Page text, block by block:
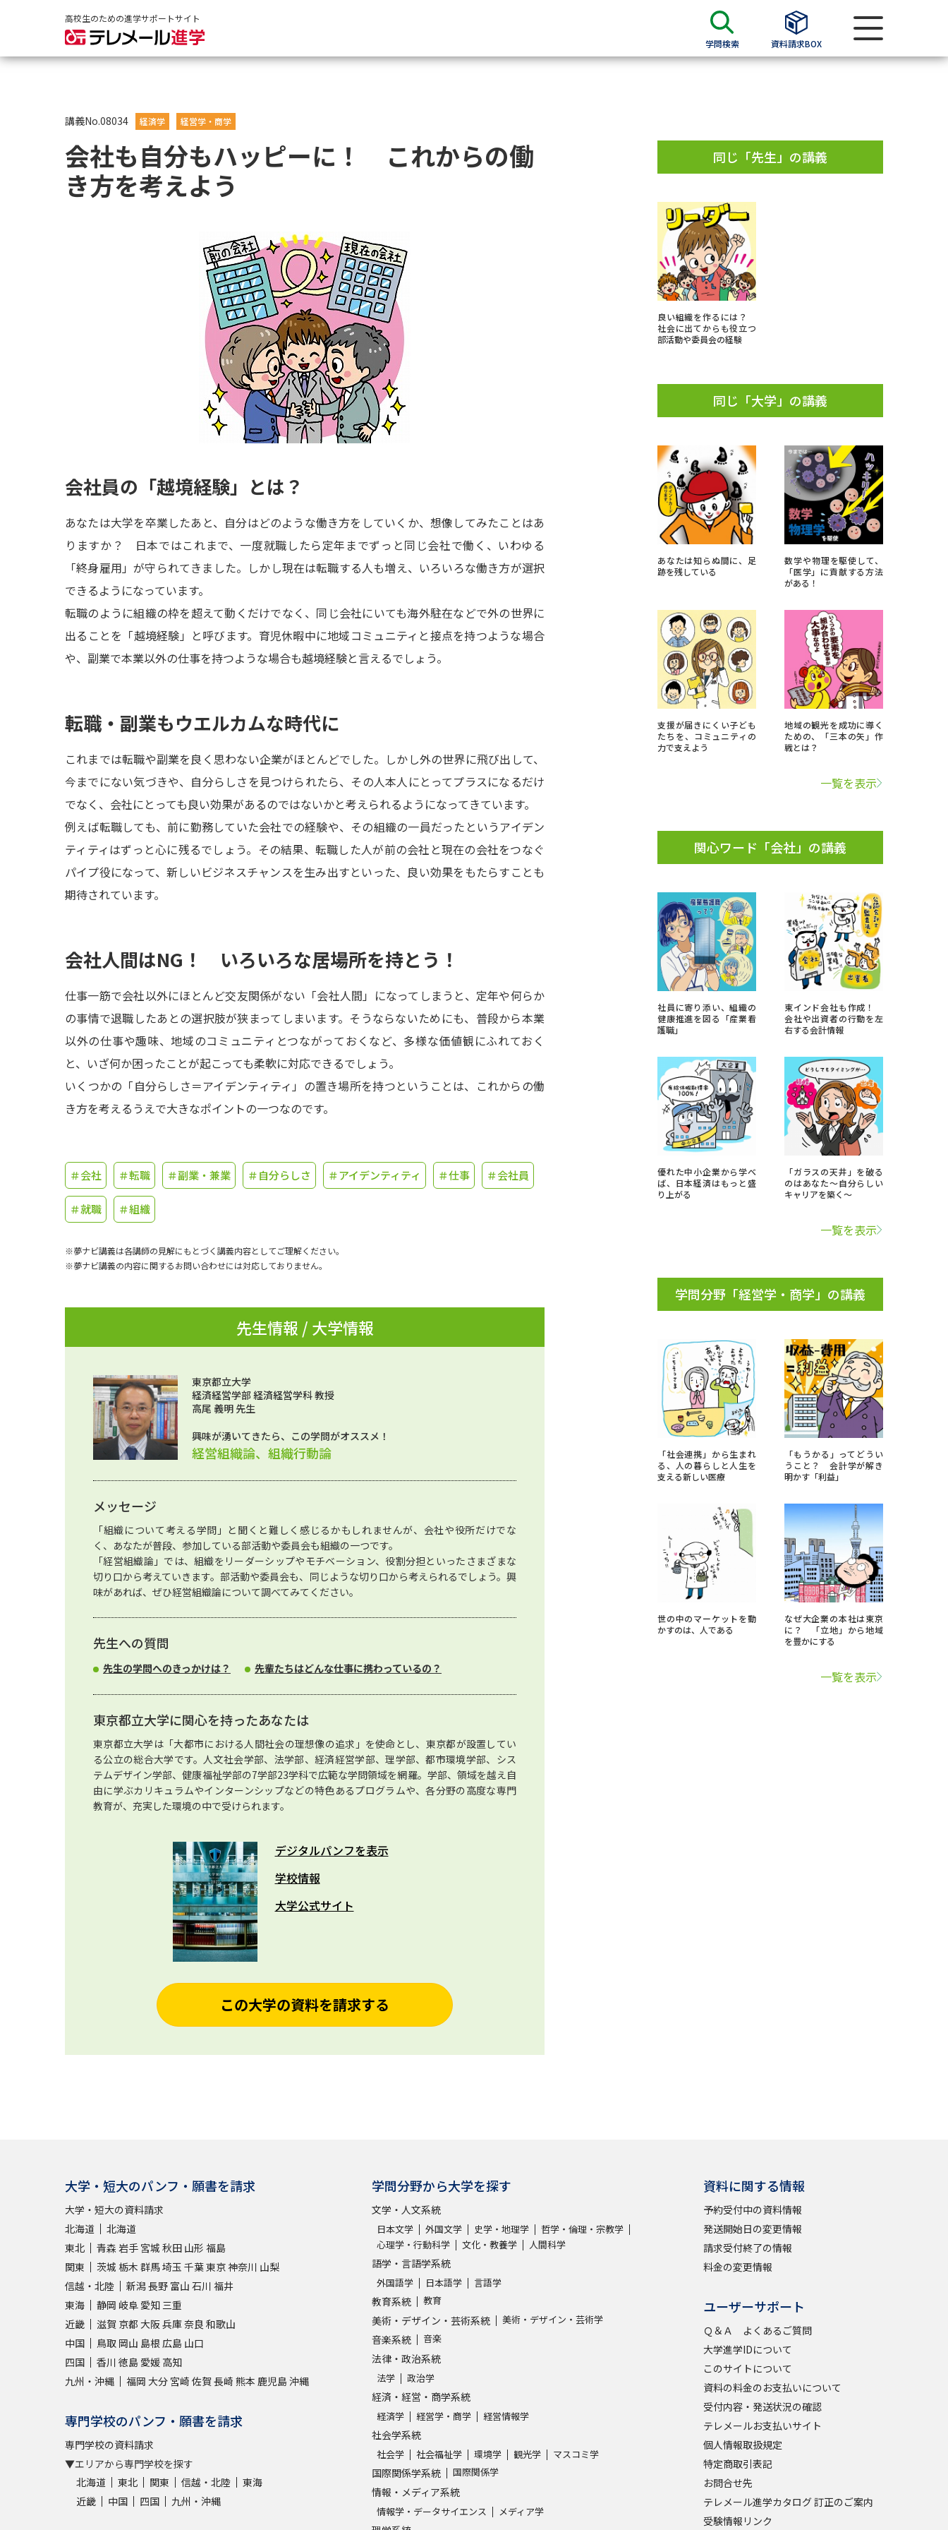
高校生のための進学サポートサイト
学問検索 資料請求BOX
大学・短大の資料種類から請求
大学パンフ
学部・学科パンフ
過去問題集
留学・進学関連、塾・予備校
大学入学共通テスト「受験上の配慮案内」の請求
高等学校卒業程度認定試験
大学検索
大学で学べる内容や特徴を調べる
新増設大学・学部・学科特集
国際・グローバルに強い大学特集
データサイエンス特集
奨学金・特待生制度特集
デジタルパンフレット
新学年スタート号特集ページ（高2生用）
SELFBRAND特集ページ
実施プログラムから探す
受験準備
志望校・出願校を調べる
先輩が入学を決めた理由
新生活お役立ちガイド
学問発見 学問検索
大学で学びたい学問発見
学問分野解説 学問の教科書 夢ナビライブ
Ｑ＆Ａ よくあるご質問
このサイトについて
訂正のご案内
講義No.08034 経済学 経営学・商学
会社も自分もハッピーに！ これからの働
き方を考えよう
会社員の「越境経験」とは？
あなたは大学を卒業したあと、自分はどのような働き方をしていくか、想像してみたことはあ
りますか？ 日本ではこれまで、一度就職したら定年までずっと同じ会社で働く、いわゆる
「終身雇用」が守られてきました。しかし現在は転職する人も増え、いろいろな働き方が選択
できるようになっています。
転職のように組織の枠を超えて動くだけでなく、同じ会社にいても海外駐在などで外の世界に
出ることを「越境経験」と呼びます。育児休暇中に地域コミュニティと接点を持つような場合
や、副業で本業以外の仕事を持つような場合も越境経験と言えるでしょう。
転職・副業もウエルカムな時代に
これまでは転職や副業を良く思わない企業がほとんどでした。しかし外の世界に飛び出して、
今までにない気づきや、自分らしさを見つけられたら、その人本人にとってプラスになるだけ
でなく、会社にとっても良い効果があるのではないかと考えられるようになってきています。
例えば転職しても、前に勤務していた会社での経験や、その組織の一員だったというアイデン
ティティはずっと心に残るでしょう。その結果、転職した人が前の会社と現在の会社をつなぐ
パイプ役になって、新しいビジネスチャンスを生み出すといった、良い効果をもたらすことも
期待されています。
会社人間はNG！ いろいろな居場所を持とう！
仕事一筋で会社以外にほとんど交友関係がない「会社人間」になってしまうと、定年や何らか
の事情で退職したあとの選択肢が狭まってしまいます。そうならないためにも、普段から本業
以外の仕事や趣味、地域のコミュニティとつながっておくなど、多様な価値観にふれておく
と、いざ何か困ったことが起こっても柔軟に対応できるでしょう。
いくつかの「自分らしさ＝アイデンティティ」の置き場所を持つということは、これからの働
き方を考えるうえで大きなポイントの一つなのです。
＃会社 ＃転職 ＃副業・兼業 ＃自分らしさ ＃アイデンティティ ＃仕事 ＃会社員
＃就職 ＃組織
※夢ナビ講義は各講師の見解にもとづく講義内容としてご理解ください。
※夢ナビ講義の内容に関するお問い合わせには対応しておりません。
先生情報 / 大学情報
東京都立大学
経済経営学部 経済経営学科 教授
高尾 義明 先生
興味が湧いてきたら、この学問がオススメ！
経営組織論、組織行動論
メッセージ
「組織について考える学問」と聞くと難しく感じるかもしれませんが、会社や役所だけでな
く、あなたが普段、参加している部活動や委員会も組織の一つです。
「経営組織論」では、組織をリーダーシップやモチベーション、役割分担といったさまざまな
切り口から考えていきます。部活動や委員会も、同じような切り口から考えられるでしょう。興
味があれば、ぜひ経営組織論について調べてみてください。
先生への質問
先生の学問へのきっかけは？ 先輩たちはどんな仕事に携わっているの？
東京都立大学に関心を持ったあなたは
東京都立大学は「大都市における人間社会の理想像の追求」を使命とし、東京都が設置してい
る公立の総合大学です。人文社会学部、法学部、経済経営学部、理学部、都市環境学部、シス
テムデザイン学部、健康福祉学部の7学部23学科で広範な学問領域を網羅。学部、領域を越え自
由に学ぶカリキュラムやインターンシップなどの特色あるプログラムや、各分野の高度な専門
教育が、充実した環境の中で受けられます。
デジタルパンフを表示
学校情報
大学公式サイト
この大学の資料を請求する
同じ「先生」の講義
良い組織を作るには？
社会に出てからも役立つ
部活動や委員会の経験
同じ「大学」の講義
あなたは知らぬ間に、足
跡を残している
数学や物理を駆使して、
「医学」に貢献する方法
がある！
支援が届きにくい子ども
たちを、コミュニティの
力で支えよう
地域の観光を成功に導く
ための、「三本の矢」作
戦とは？
一覧を表示
関心ワード「会社」の講義
社員に寄り添い、組織の
健康推進を図る「産業看
護職」
東インド会社も作成！
会社や出資者の行動を左
右する会計情報
優れた中小企業から学べ
ば、日本経済はもっと盛
り上がる
「ガラスの天井」を破る
のはあなた～自分らしい
キャリアを築く～
一覧を表示
学問分野「経営学・商学」の講義
「社会連携」から生まれ
る、人の暮らしと人生を
支える新しい医療
「もうかる」ってどうい
うこと？ 会計学が解き
明かす「利益」
世の中のマーケットを動
かすのは、人である
なぜ大企業の本社は東京
に？ 「立地」から地域
を豊かにする
一覧を表示
大学・短大のパンフ・願書を請求
大学・短大の資料請求
北海道
北海道
東北
青森 岩手 宮城 秋田 山形 福島
関東
茨城 栃木 群馬埼玉 千葉東京神奈川 山梨
信越・北陸
新潟長野 富山 石川 福井
東海
静岡 岐阜 愛知 三重
近畿
滋賀 京都 大阪兵庫奈良 和歌山
中国
鳥取 岡山 島根 広島 山口
四国
香川 徳島 愛媛 高知
九州・沖縄
福岡 大分 宮崎 佐賀 長崎 熊本 鹿児島沖縄
専門学校のパンフ・願書を請求
専門学校の資料請求
▼エリアから専門学校を探す
北海道
東北 関東 信越・北陸
東海
近畿
中国 四国 九州・沖縄
学問分野から大学を探す
文学・人文系統
日本文学 外国文学 史学・地理学
哲学・倫理・宗教学
心理学・行動科学
文化・教養学 人間科学
語学・言語学系統
外国語学 日本語学 言語学
教育系統 教育
美術・デザイン・芸術系統 美術・デザイン・芸術学
音楽系統 音楽
法律・政治系統
法学 政治学
経済・経営・商学系統
経済学 経営学・商学 経営情報学
社会学系統
社会学 社会福祉学 環境学 観光学 マスコミ学
国際関係学系統 国際関係学
情報・メディア系統
情報学・データサイエンス メディア学
資料に関する情報
予約受付中の資料情報
発送開始日の変更情報
請求受付終了の情報
料金の変更情報
ユーザーサポート
Ｑ＆Ａ よくあるご質問
大学進学IDについて
このサイトについて
資料の料金のお支払いについて
受付内容・発送状況の確認
テレメールお支払いサイト
個人情報取扱規定
特定商取引表記
お問合せ先
テレメール進学カタログ 訂正のご案内
受験情報リンク